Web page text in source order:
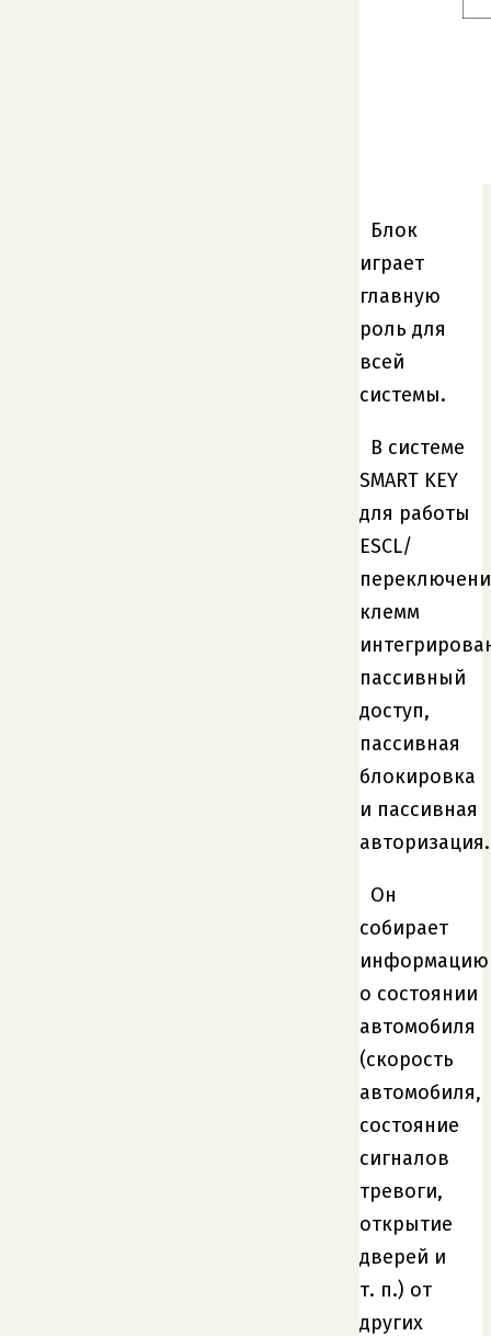
Блок
играет
главную
роль для
всей
системы.
В системе
SMART KEY
для работы
ESCL/
клемм
пассивный
доступ,
пассивная
блокировка
и пассивная
авторизация.
Он
собирает
информацию
о состоянии
автомобиля
(скорость
автомобиля,
состояние
сигналов
тревоги,
открытие
дверей и
т. п.) от
других